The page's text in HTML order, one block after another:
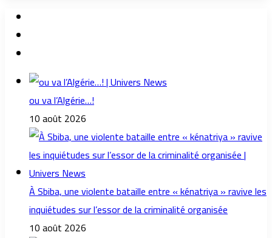
ou va l’Algérie…!
10 août 2026
À Sbiba, une violente bataille entre « kénatriya » ravive les
inquiétudes sur l’essor de la criminalité organisée
10 août 2026